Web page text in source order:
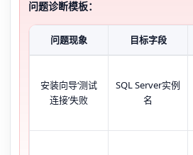
问题诊断模板：
问题现象 目标字段
安装向导‘测试
连接’失败
SQL Server实例
名